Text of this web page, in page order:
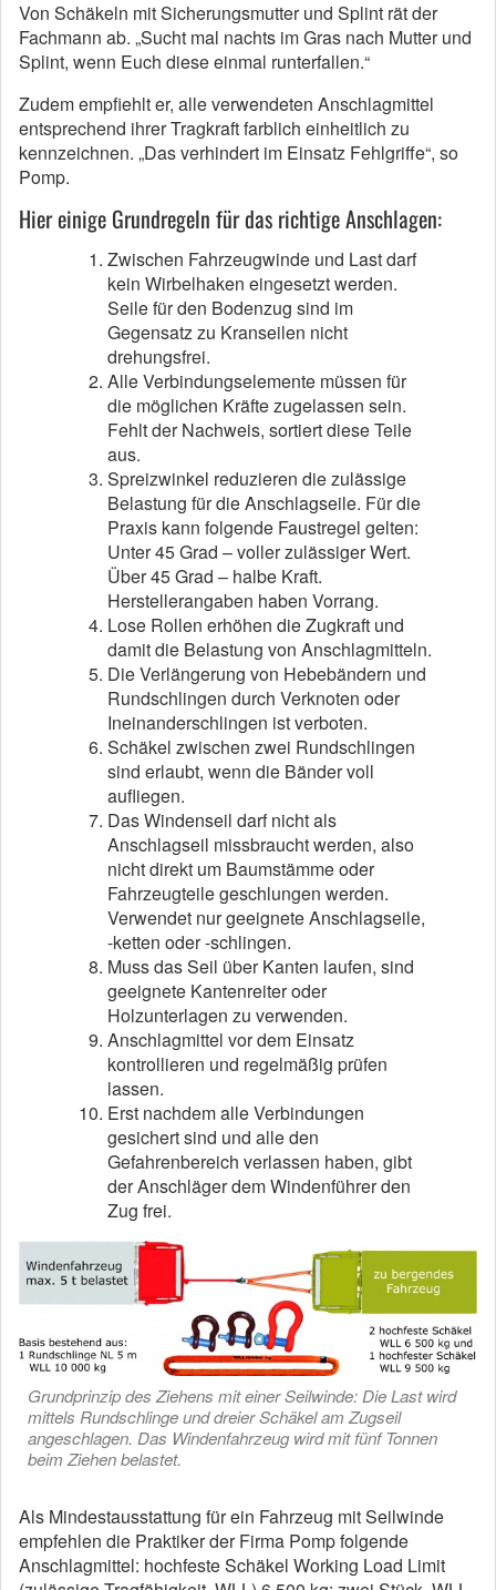
Von Schäkeln mit Sicherungsmutter und Splint rät der
Fachmann ab. „Sucht mal nachts im Gras nach Mutter und
Splint, wenn Euch diese einmal runterfallen.“
Zudem empfiehlt er, alle verwendeten Anschlagmittel
entsprechend ihrer Tragkraft farblich einheitlich zu
kennzeichnen. „Das verhindert im Einsatz Fehlgriffe“, so
Pomp.
Hier einige Grundregeln für das richtige Anschlagen:
Zwischen Fahrzeugwinde und Last darf
kein Wirbelhaken eingesetzt werden.
Seile für den Bodenzug sind im
Gegensatz zu Kranseilen nicht
drehungsfrei.
Alle Verbindungselemente müssen für
die möglichen Kräfte zugelassen sein.
Fehlt der Nachweis, sortiert diese Teile
aus.
Spreizwinkel reduzieren die zulässige
Belastung für die Anschlagseile. Für die
Praxis kann folgende Faustregel gelten:
Unter 45 Grad – voller zulässiger Wert.
Über 45 Grad – halbe Kraft.
Herstellerangaben haben Vorrang.
Lose Rollen erhöhen die Zugkraft und
damit die Belastung von Anschlagmitteln.
Die Verlängerung von Hebebändern und
Rundschlingen durch Verknoten oder
Ineinanderschlingen ist verboten.
Schäkel zwischen zwei Rundschlingen
sind erlaubt, wenn die Bänder voll
aufliegen.
Das Windenseil darf nicht als
Anschlagseil missbraucht werden, also
nicht direkt um Baumstämme oder
Fahrzeugteile geschlungen werden.
Verwendet nur geeignete Anschlagseile,
-ketten oder -schlingen.
Muss das Seil über Kanten laufen, sind
geeignete Kantenreiter oder
Holzunterlagen zu verwenden.
Anschlagmittel vor dem Einsatz
kontrollieren und regelmäßig prüfen
lassen.
Erst nachdem alle Verbindungen
gesichert sind und alle den
Gefahrenbereich verlassen haben, gibt
der Anschläger dem Windenführer den
Zug frei.
Grundprinzip des Ziehens mit einer Seilwinde: Die Last wird
mittels Rundschlinge und dreier Schäkel am Zugseil
angeschlagen. Das Windenfahrzeug wird mit fünf Tonnen
beim Ziehen belastet.
Als Mindestausstattung für ein Fahrzeug mit Seilwinde
empfehlen die Praktiker der Firma Pomp folgende
Anschlagmittel: hochfeste Schäkel Working Load Limit